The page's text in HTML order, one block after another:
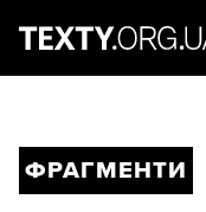
ФРАГМЕНТИ